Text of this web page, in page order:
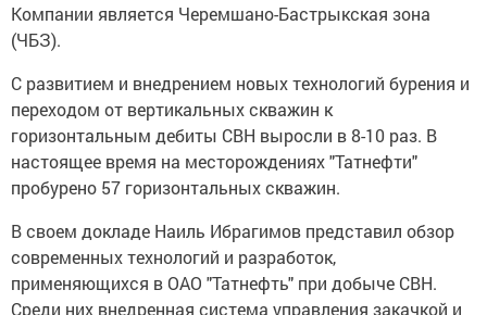
Компании является Черемшано-Бастрыкская зона
(ЧБЗ).
С развитием и внедрением новых технологий бурения и
переходом от вертикальных скважин к
горизонтальным дебиты СВН выросли в 8-10 раз. В
настоящее время на месторождениях "Татнефти"
пробурено 57 горизонтальных скважин.
В своем докладе Наиль Ибрагимов представил обзор
современных технологий и разработок,
применяющихся в ОАО "Татнефть" при добыче СВН.
Среди них внедренная система управления закачкой и